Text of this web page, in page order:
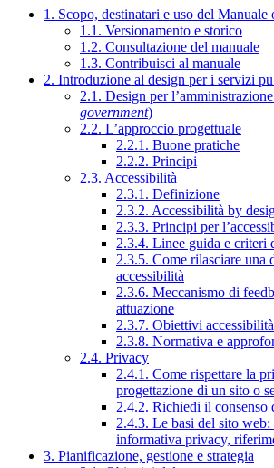
1. Scopo, destinatari e uso del Manuale
1.1. Versionamento e storico
1.2. Consultazione del manuale
1.3. Contribuisci al manuale
2. Introduzione al design per i servizi
2.1. Design per
government)
2.2. L’approccio progettuale
2.2.1. Buone pratiche
2.2.2. Principi
2.3. Accessibilità
2.3.1. Definizione
2.3.2. Accessibilità by
2.3.3. Principi per
2.3.4. Linee guida e criteri
2.3.5. Come rilasciare una
accessibilità
2.3.6. Meccanismo di
attuazione
2.3.7. Obiettivi accessibilità
2.3.8. Normativa e
2.4. Privacy
2.4.1. Come rispettare la
progettazione di un sito o
2.4.2. Richiedi il consenso
2.4.3. Le basi del sito web:
informativa privacy,
3. Pianificazione, gestione e strategia